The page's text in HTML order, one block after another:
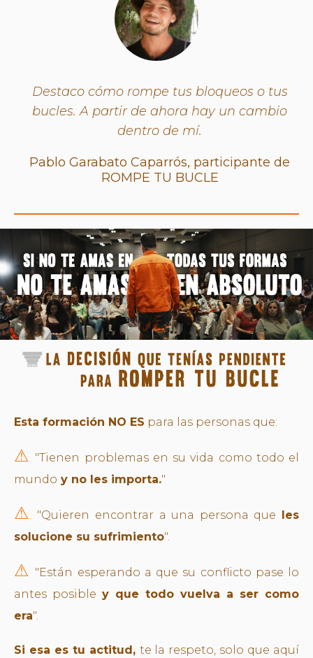
Destaco cómo rompe tus bloqueos o tus
bucles. A partir de ahora hay un cambio
dentro de mí.
Pablo Garabato Caparrós, participante de
ROMPE TU BUCLE
Esta formación NO ES para las personas que:
⚠︎ "Tienen problemas en su vida como todo el
mundo y no les importa."
⚠︎ "Quieren encontrar a una persona que les
solucione su sufrimiento".
⚠︎ "Están esperando a que su conflicto pase lo
antes posible y que todo vuelva a ser como
era".
Si esa es tu actitud, te la respeto, solo que aquí